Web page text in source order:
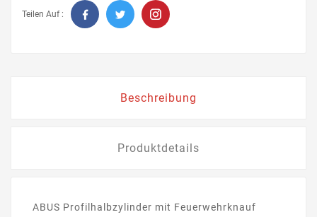
Teilen Auf :
Beschreibung
Produktdetails
ABUS Profilhalbzylinder mit Feuerwehrknauf